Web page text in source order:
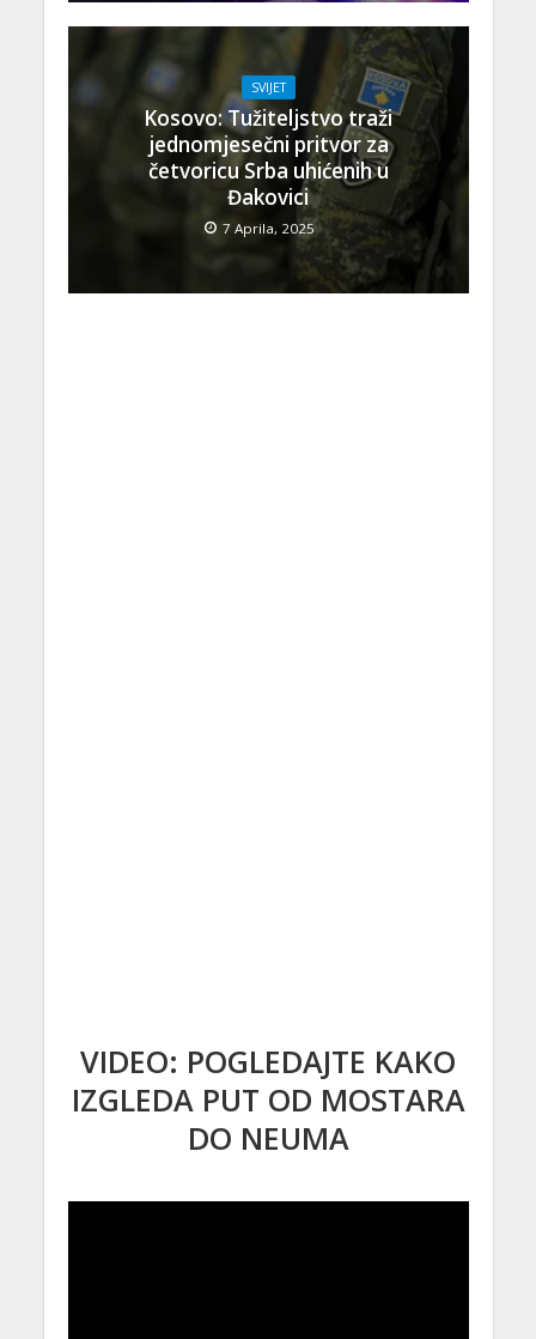
SVIJET
Kosovo: Tužiteljstvo traži
jednomjesečni pritvor za
četvoricu Srba uhićenih u
Đakovici
7 Aprila, 2025
VIDEO: POGLEDAJTE KAKO
IZGLEDA PUT OD MOSTARA
DO NEUMA